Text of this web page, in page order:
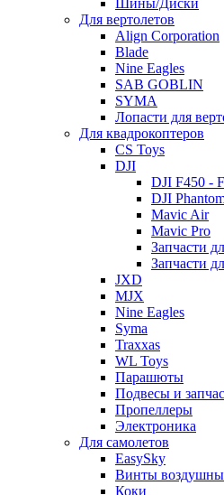
Шины/Диски
Для вертолетов
Align Corporation
Blade
Nine Eagles
SAB GOBLIN
SYMA
Лопасти для
Для квадрокоптеров
CS Toys
DJI
DJI F450 -
DJI
Mavic Air
Mavic Pro
Запчасти
Запчасти
JXD
MJX
Nine Eagles
Syma
Traxxas
WL Toys
Парашюты
Подвесы и
Пропеллеры
Электроника
Для самолетов
EasySky
Винты
Коки